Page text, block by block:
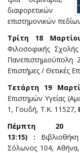
διαφορετικών
επιστημονικών
Τρίτη 18
Φιλοσοφικής
Επιστήμες / Θετικές
Τετάρτη 19
Επιστημών Υγείας
1, Γουδή, Τ.Κ. 11527,
Πέμπτη 20
13:15) :
Σόλωνος 104, Αθήνα,